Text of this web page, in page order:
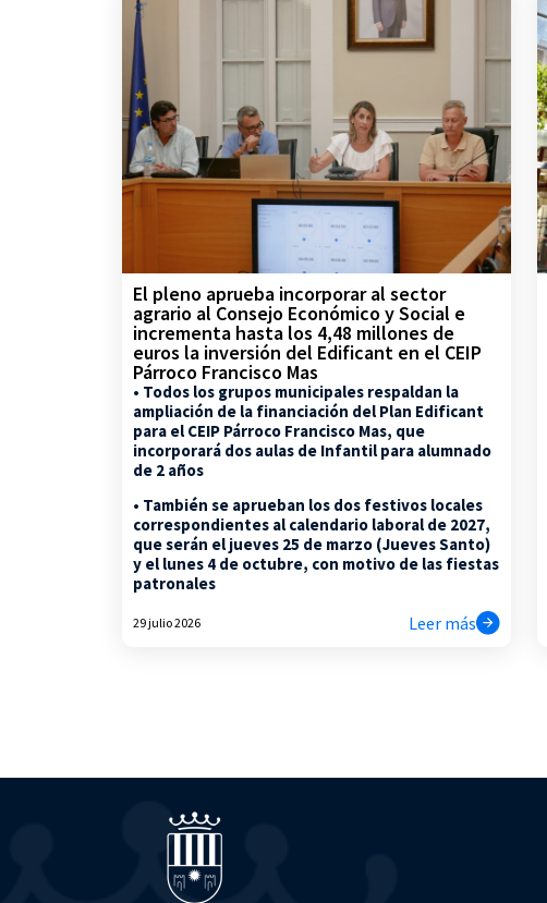
El pleno aprueba incorporar al sector
agrario al Consejo Económico y Social e
incrementa hasta los 4,48 millones de
euros la inversión del Edificant en el CEIP
Párroco Francisco Mas
• Todos los grupos municipales respaldan la
ampliación de la financiación del Plan Edificant
para el CEIP Párroco Francisco Mas, que
incorporará dos aulas de Infantil para alumnado
de 2 años
• También se aprueban los dos festivos locales
correspondientes al calendario laboral de 2027,
que serán el jueves 25 de marzo (Jueves Santo)
y el lunes 4 de octubre, con motivo de las fiestas
patronales
29 julio 2026 Leer más